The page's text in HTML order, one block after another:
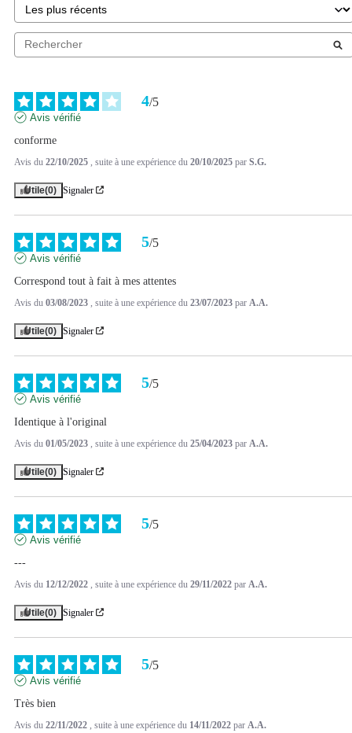
4/5
Avis vérifié
conforme
Avis du 22/10/2025 , suite à une expérience du 20/10/2025 par S.G.
Utile(0) Signaler
5/5
Avis vérifié
Correspond tout à fait à mes attentes
Avis du 03/08/2023 , suite à une expérience du 23/07/2023 par A.A.
Utile(0) Signaler
5/5
Avis vérifié
Identique à l'original
Avis du 01/05/2023 , suite à une expérience du 25/04/2023 par A.A.
Utile(0) Signaler
5/5
Avis vérifié
---
Avis du 12/12/2022 , suite à une expérience du 29/11/2022 par A.A.
Utile(0) Signaler
5/5
Avis vérifié
Très bien
Avis du 22/11/2022 , suite à une expérience du 14/11/2022 par A.A.